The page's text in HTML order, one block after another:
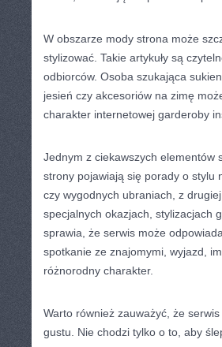
W obszarze mody strona może
stylizować. Takie artykuły są
odbiorców. Osoba szukająca
jesień czy akcesoriów na zimę
charakter internetowej garderoby
Jednym z ciekawszych elementów
strony pojawiają się porady o stylu
czy wygodnych ubraniach, z
specjalnych okazjach, stylizacjach
sprawia, że serwis może
spotkanie ze znajomymi, wyjazd,
różnorodny charakter.
Warto również zauważyć, że
gustu. Nie chodzi tylko o to, aby